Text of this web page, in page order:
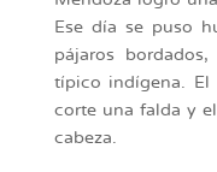
Ese día se puso
pájaros
típico indígena. El
corte una falda y
cabeza.